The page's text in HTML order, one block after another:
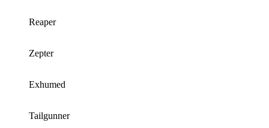
Reaper
Zepter
Exhumed
Tailgunner